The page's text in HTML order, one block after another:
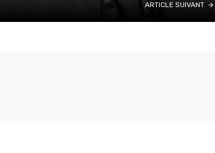
ARTICLE SUIVANT